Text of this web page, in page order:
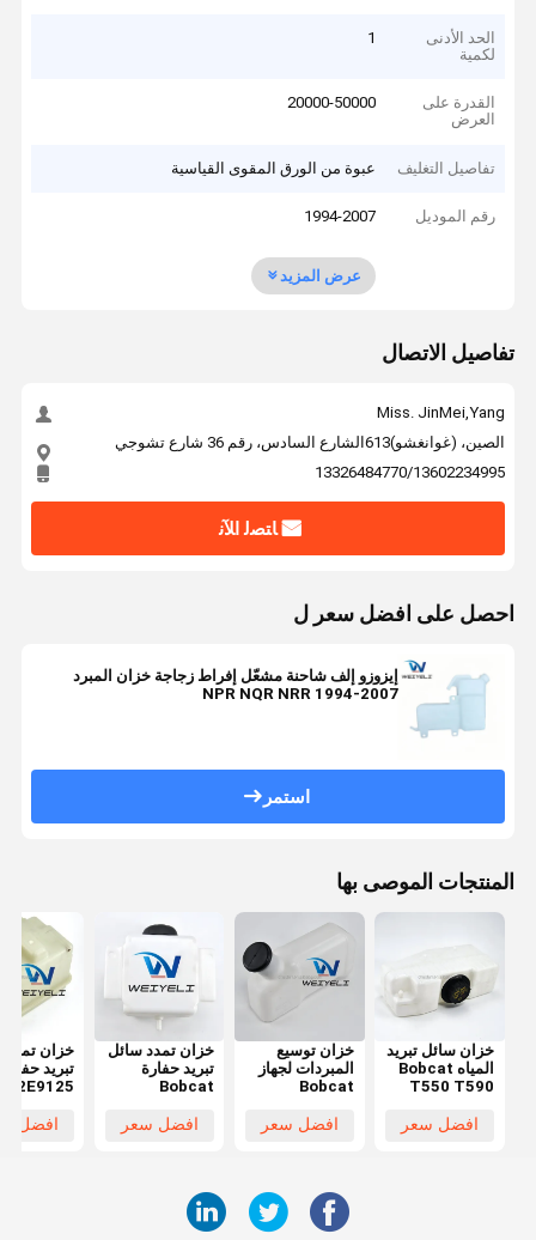
الحد الأدنى
لكمية
1
القدرة على
العرض
20000-50000
تفاصيل التغليف عبوة من الورق المقوى القياسية
رقم الموديل 1994-2007
عرض المزيد
تفاصيل الاتصال
Miss. JinMei,Yang
الصين، (غوانغشو)613الشارع السادس، رقم 36 شارع تشوجي
13326484770/13602234995
ﺎﺘﺼﻟ ﺍﻶﻧ
احصل على افضل سعر ل
إيزوزو إلف شاحنة مشعّل إفراط زجاجة خزان المبرد
NPR NQR NRR 1994-2007
استمر
المنتجات الموصى بها
خزان سائل تبريد
المياه Bobcat
T550 T590
7220028،
افضل سعر
خزان توسيع
المبردات لجهاز
Bobcat
6576660
لجهاز Loader
افضل سعر
خزان تمدد سائل
تبريد حفارة
Bobcat
7286508
افضل سعر
خزان تمدد
خزان تمدد
افضل